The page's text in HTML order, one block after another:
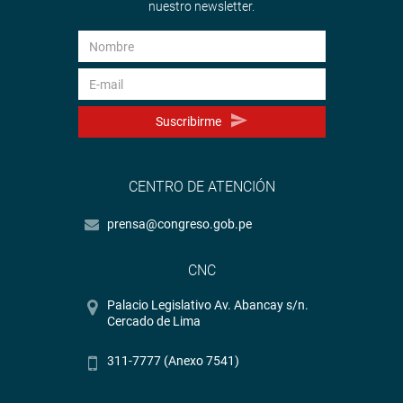
nuestro newsletter.
Suscribirme
CENTRO DE ATENCIÓN
prensa@congreso.gob.pe
CNC
Palacio Legislativo Av. Abancay s/n.
Cercado de Lima
311-7777 (Anexo 7541)